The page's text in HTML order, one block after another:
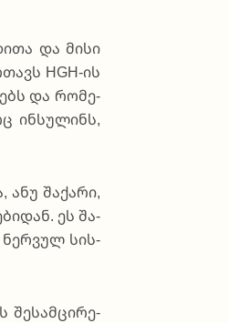
და მი­სი
HGH-ის
და რო­მე­
ინ­სუ­ლინს,
შა­ქა­რი,
ეს შა­
ნერ­ვულ სის­
შე­სამ­ცი­რე­